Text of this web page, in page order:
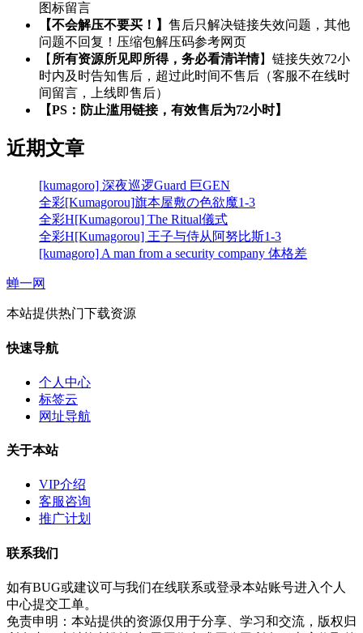
图标留言
【不会解压不要买！】 售后只解决链接失效问题，其他
问题不回复！压缩包解压码参考网页
【 所有资源所见即所得，务必看清详情】链接失效72小
时内及时告知售后，超过此时间不售后（客服不在线时
间留言，上线即售后）
【PS：防止滥用链接，有效售后为72小时】
近期文章
[kumagoro] 深夜巡逻Guard 巨GEN
全彩[Kumagorou]旗本屋敷の色欲魔1-3
全彩H[Kumagorou] The Ritual儀式
全彩H[Kumagorou] 王子与侍从阿努比斯1-3
[kumagoro] A man from a security company 体格差
蝉一网
本站提供热门下载资源
快速导航
个人中心
标签云
网址导航
关于本站
VIP介绍
客服咨询
推广计划
联系我们
如有BUG或建议可与我们在线联系或登录本站账号进入个人
中心提交工单。
免责申明：本站提供的资源仅用于分享、学习和交流，版权归